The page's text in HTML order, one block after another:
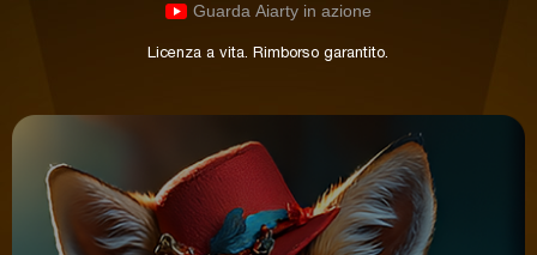
Guarda Aiarty in azione
Licenza a vita. Rimborso garantito.